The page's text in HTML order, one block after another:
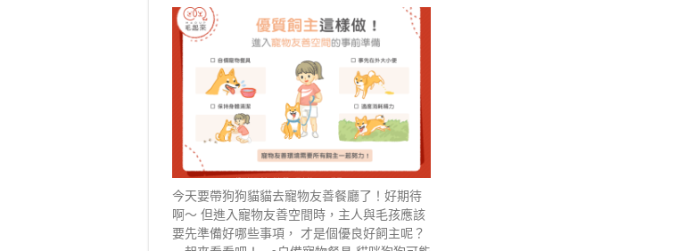
今天要帶狗狗貓貓去寵物友善餐廳了！好期待
啊～ 但進入寵物友善空間時，主人與毛孩應該
要先準備好哪些事項， 才是個優良好飼主呢？